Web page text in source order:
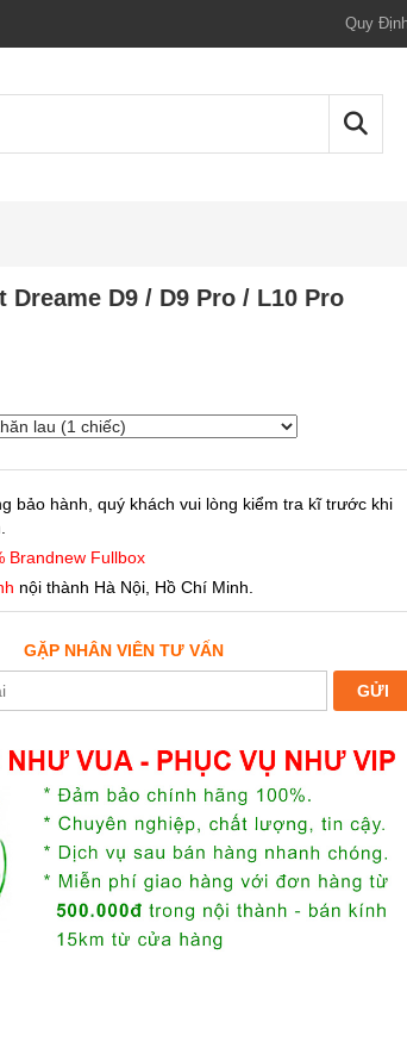
Quy
Dreame D9 / D9 Pro / L10 Pro
bảo hành, quý khách vui lòng kiểm tra kĩ trước khi
Brandnew Fullbox
nội thành Hà Nội, Hồ Chí Minh.
GẶP NHÂN VIÊN TƯ VẤN